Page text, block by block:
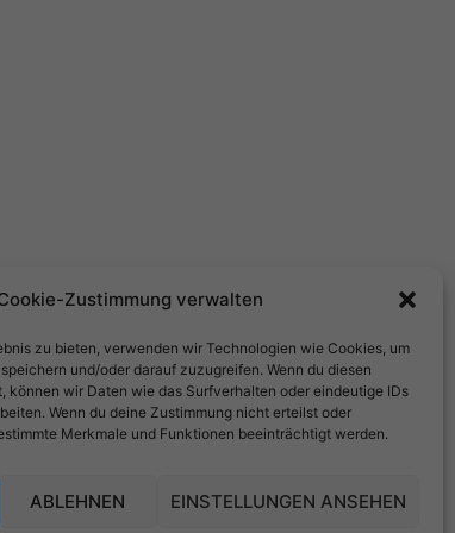
Zustimmung verwalten
zu bieten, verwenden wir Technologien wie Cookies, um
und/oder darauf zuzugreifen. Wenn du diesen
können wir Daten wie das Surfverhalten oder eindeutige IDs
Wenn du deine Zustimmung nicht erteilst oder
Merkmale und Funktionen beeinträchtigt werden.
ABLEHNEN EINSTELLUNGEN ANSEHEN